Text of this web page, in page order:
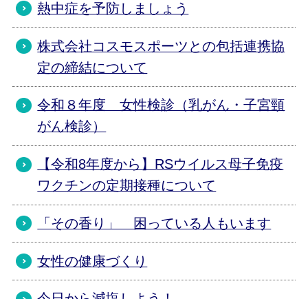
熱中症を予防しましょう
株式会社コスモスポーツとの包括連携協
定の締結について
令和８年度 女性検診（乳がん・子宮頸
がん検診）
【令和8年度から】RSウイルス母子免疫
ワクチンの定期接種について
「その香り」 困っている人もいます
女性の健康づくり